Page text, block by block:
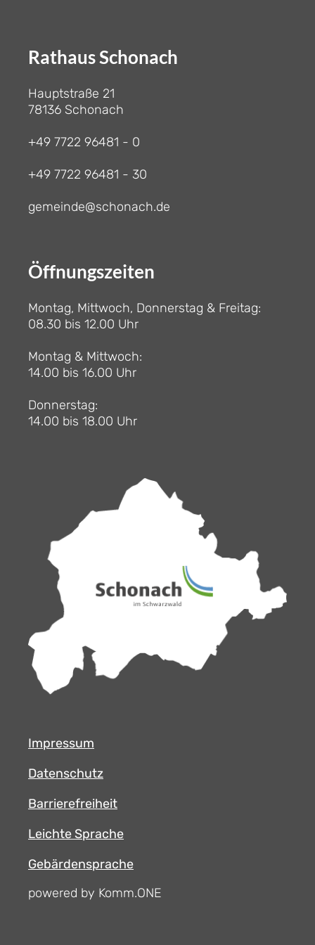
Rathaus Schonach
Hauptstraße 21
78136 Schonach
+49 7722 96481 - 0
+49 7722 96481 - 30
gemeinde@schonach.de
Öffnungszeiten
Montag, Mittwoch, Donnerstag & Freitag:
08.30 bis 12.00 Uhr
Montag & Mittwoch:
14.00 bis 16.00 Uhr
Donnerstag:
14.00 bis 18.00 Uhr
Impressum
Datenschutz
Barrierefreiheit
Leichte Sprache
Gebärdensprache
powered by Komm.ONE